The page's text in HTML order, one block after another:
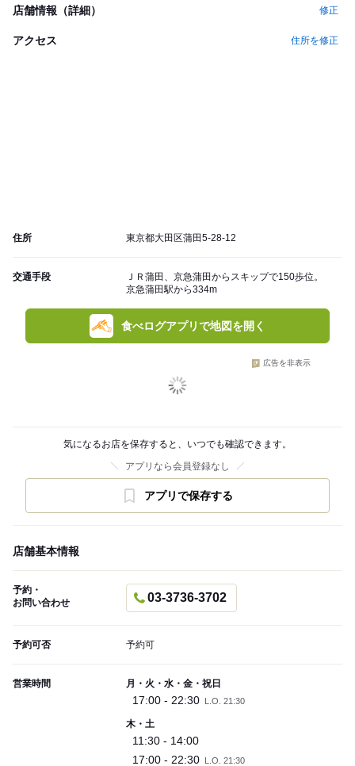
店舗情報（詳細） 修正
アクセス 住所を修正
住所 東京都大田区蒲田5-28-12
交通手段
ＪＲ蒲田、京急蒲田からスキップで150歩位。
京急蒲田駅から334m
食べログアプリで地図を開く
広告を非表示
気になるお店を保存すると、いつでも確認できます。
アプリなら会員登録なし
アプリで保存する
店舗基本情報
予約・
お問い合わせ
03-3736-3702
予約可否 予約可
営業時間 月・火・水・金・祝日
17:00 - 22:30 L.O. 21:30
木・土
11:30 - 14:00
17:00 - 22:30
L.O. 21:30